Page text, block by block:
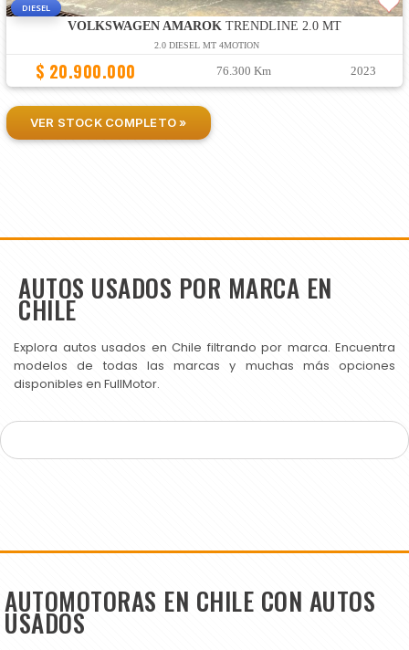
DIESEL
VOLKSWAGEN AMAROK TRENDLINE 2.0 MT
2.0 DIESEL MT 4MOTION
$ 20.900.000 76.300 Km 2023
VER STOCK COMPLETO »
AUTOS USADOS POR MARCA EN
CHILE
Explora autos usados en Chile filtrando por marca. Encuentra
modelos de todas las marcas y muchas más opciones
disponibles en FullMotor.
AUTOMOTORAS EN CHILE CON AUTOS
USADOS